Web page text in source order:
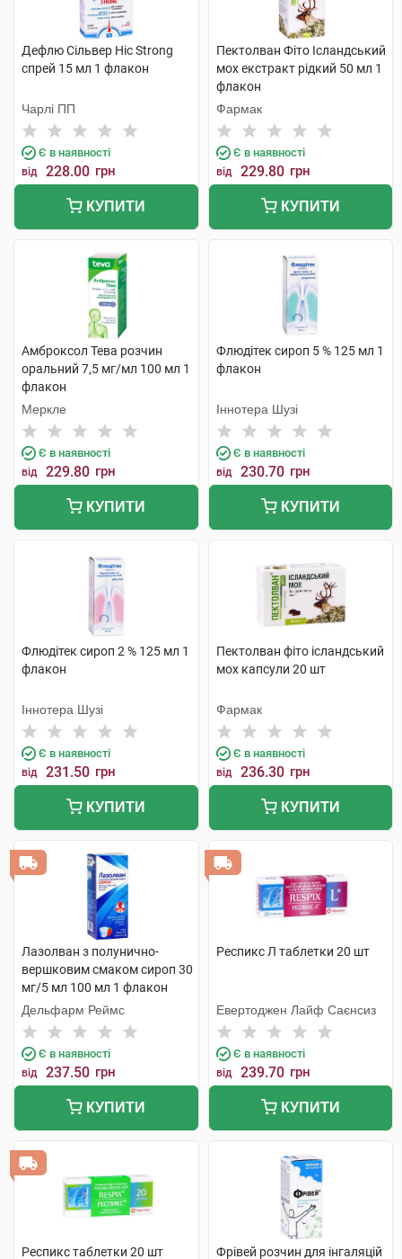
Дефлю Сільвер Ніс Strong
спрей 15 мл 1 флакон
Чарлі ПП
Є в наявності
від 228.00 грн
КУПИТИ
Пектолван Фіто Ісландський
мох екстракт рідкий 50 мл 1
флакон
Фармак
Є в наявності
від 229.80 грн
КУПИТИ
Амброксол Тева розчин
оральний 7,5 мг/мл 100 мл 1
флакон
Меркле
Є в наявності
від 229.80 грн
КУПИТИ
Флюдітек сироп 5 % 125 мл 1
флакон
Іннотера Шузі
Є в наявності
від 230.70 грн
КУПИТИ
Флюдітек сироп 2 % 125 мл 1
флакон
Іннотера Шузі
Є в наявності
від 231.50 грн
КУПИТИ
Пектолван фіто ісландський
мох капсули 20 шт
Фармак
Є в наявності
від 236.30 грн
КУПИТИ
Лазолван з полунично-
вершковим смаком сироп 30
мг/5 мл 100 мл 1 флакон
Дельфарм Реймс
Є в наявності
від 237.50 грн
КУПИТИ
Респикс Л таблетки 20 шт
Евертоджен Лайф Саєнсиз
Є в наявності
від 239.70 грн
КУПИТИ
Респикс таблетки 20 шт Фрівей розчин для інгаляцій